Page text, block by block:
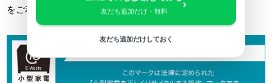
をご利用ください。
友だち追加だけ・無料
›
友だち追加だけしておく